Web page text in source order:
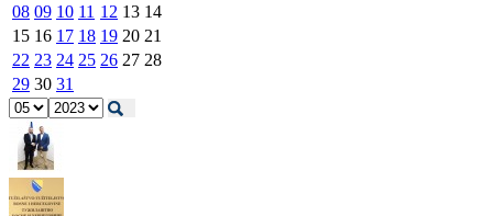
08 09 10 11 12 13 14
15 16 17 18 19 20 21
22 23 24 25 26 27 28
29 30 31